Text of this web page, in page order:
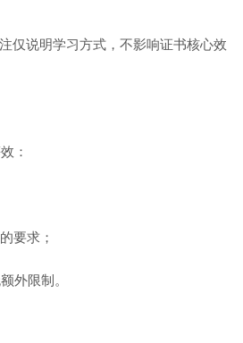
说明学习方式，不影响证书核心效
：
要求；
外限制。